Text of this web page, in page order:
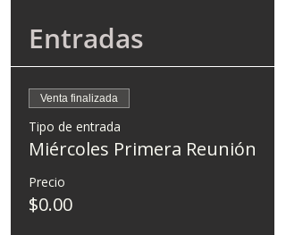
Entradas
Venta finalizada
Tipo de entrada
Miércoles Primera Reunión
Precio
$0.00